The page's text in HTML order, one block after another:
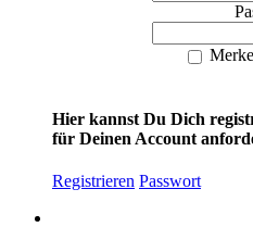
Hier kannst Du Dich
für Deinen Account
Registrieren Passwort